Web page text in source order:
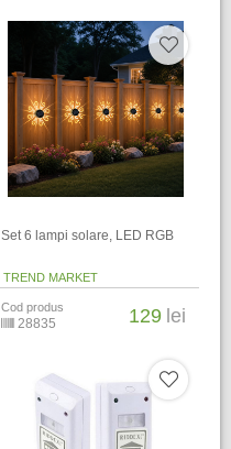
Set 6 lampi solare, LED RGB
TREND MARKET
Cod produs
28835 129 lei